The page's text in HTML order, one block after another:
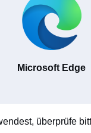
Microsoft Edge
überprüfe